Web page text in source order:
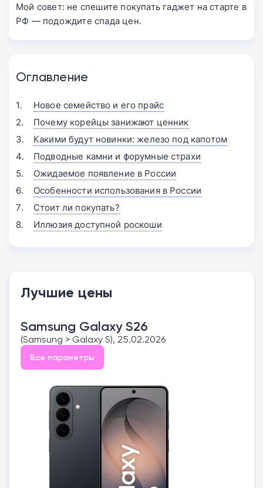
Мой совет: не спешите покупать гаджет на старте в
РФ — подождите спада цен.
Оглавление
Новое семейство и его прайс
Почему корейцы занижают ценник
Какими будут новинки: железо под капотом
Подводные камни и форумные страхи
Ожидаемое появление в России
Особенности использования в России
Стоит ли покупать?
Иллюзия доступной роскоши
Лучшие цены
Samsung Galaxy S26
(Samsung > Galaxy S), 25.02.2026
Все параметры